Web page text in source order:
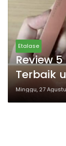
Etalase
Review
Terbaik
dan
Bikin
Minggu, 27